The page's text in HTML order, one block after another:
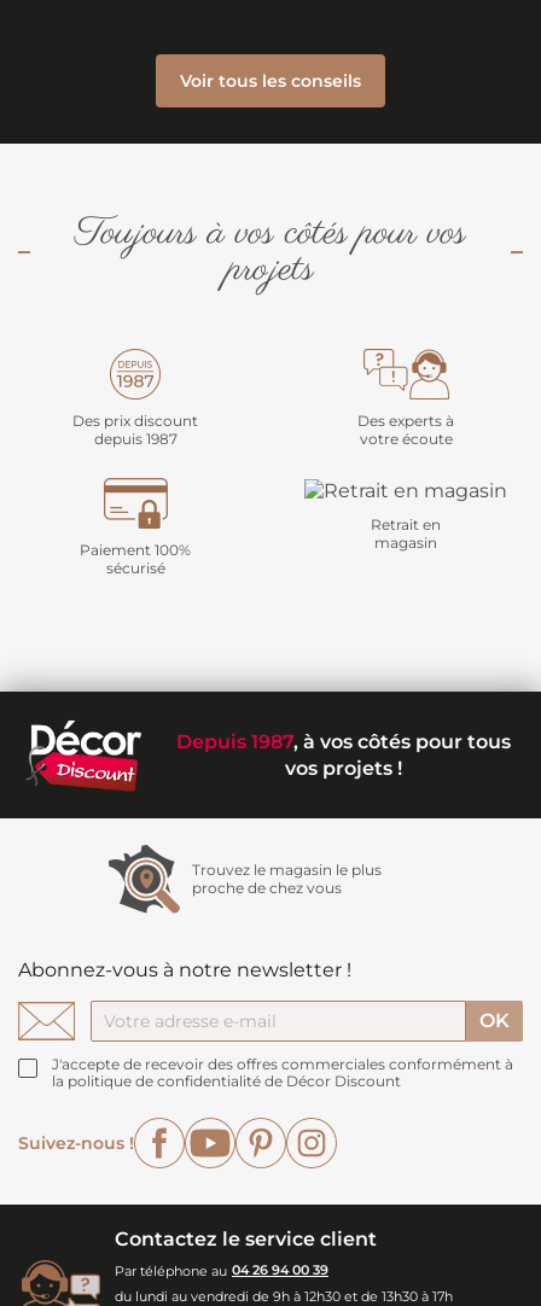
Voir tous les conseils
Toujours à vos côtés pour vos
projets
Des prix discount
depuis 1987
Des experts à
votre écoute
Paiement 100%
sécurisé
Retrait en
magasin
Depuis 1987, à vos côtés pour tous
vos projets !
Trouvez le magasin le plus
proche de chez vous
Abonnez-vous à notre newsletter !
J'accepte de recevoir des offres commerciales conformément à
la politique de confidentialité de Décor Discount
Suivez-nous !
FacebookYouTubePinterest
Contactez le service client
Par téléphone au 04 26 94 00 39
du lundi au vendredi de 9h à 12h30 et de 13h30 à 17h